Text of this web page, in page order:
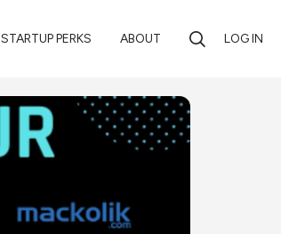
STARTUP PERKS ABOUT LOG IN